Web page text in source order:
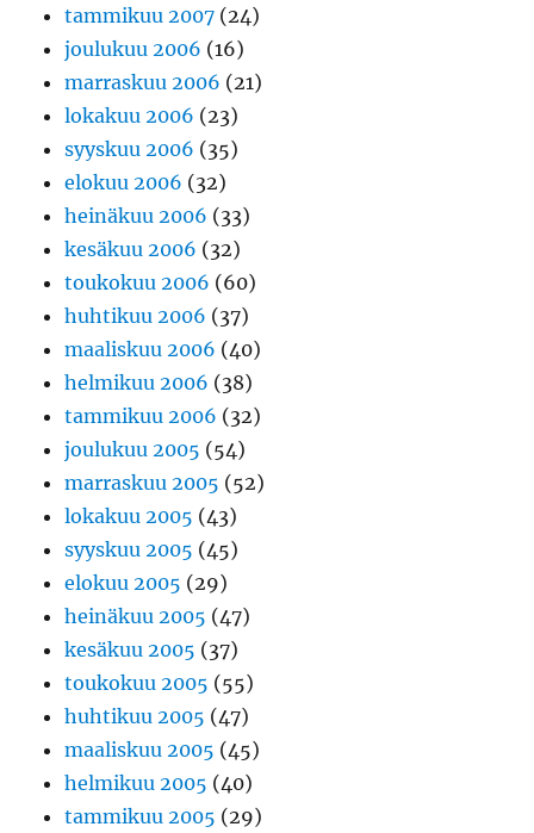
tammikuu 2007 (24)
joulukuu 2006 (16)
marraskuu 2006 (21)
lokakuu 2006 (23)
syyskuu 2006 (35)
elokuu 2006 (32)
heinäkuu 2006 (33)
kesäkuu 2006 (32)
toukokuu 2006 (60)
huhtikuu 2006 (37)
maaliskuu 2006 (40)
helmikuu 2006 (38)
tammikuu 2006 (32)
joulukuu 2005 (54)
marraskuu 2005 (52)
lokakuu 2005 (43)
syyskuu 2005 (45)
elokuu 2005 (29)
heinäkuu 2005 (47)
kesäkuu 2005 (37)
toukokuu 2005 (55)
huhtikuu 2005 (47)
maaliskuu 2005 (45)
helmikuu 2005 (40)
tammikuu 2005 (29)